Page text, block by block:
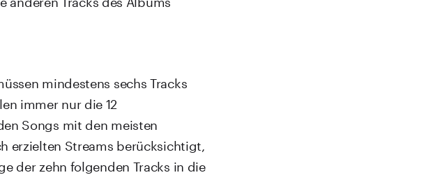
mindestens sechs Tracks
immer nur die 12
Songs mit den meisten
erzielten Streams berücksichtigt,
der zehn folgenden Tracks in die